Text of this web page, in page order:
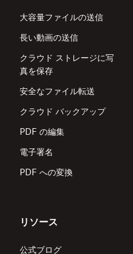
大容量ファイルの送信
長い動画の送信
クラウド ストレージに写
真を保存
安全なファイル転送
クラウド バックアップ
PDF の編集
電子署名
PDF への変換
リソース
公式ブログ